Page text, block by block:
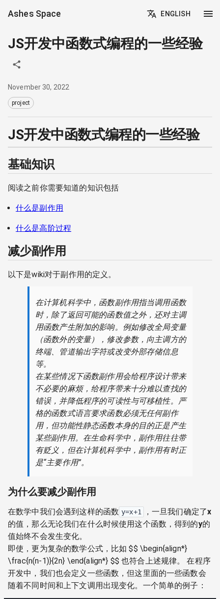
Ashes Space ENGLISH
JS开发中函数式编程的一些经验
November 30, 2022
project
JS开发中函数式编程的一些经验
基础知识
阅读之前你需要知道的知识包括
什么是副作用
什么是高阶过程
减少副作用
以下是wiki对于副作用的定义。
在计算机科学中，函数副作用指当调用函数
时，除了返回可能的函数值之外，还对主调
用函数产生附加的影响。例如修改全局变量
（函数外的变量），修改参数，向主调方的
终端、管道输出字符或改变外部存储信息
等。
在某些情况下函数副作用会给程序设计带来
不必要的麻烦，给程序带来十分难以查找的
错误，并降低程序的可读性与可移植性。严
格的函数式语言要求函数必须无任何副作
用，但功能性静态函数本身的目的正是产生
某些副作用。在生命科学中，副作用往往带
有贬义，但在计算机科学中，副作用有时正
是“主要作用”。
为什么要减少副作用
在数学中我们会遇到这样的函数 y=x+1 ，一旦我们确定了x
的值，那么无论我们在什么时候使用这个函数，得到的y的
值始终不会发生变化。
即使，更为复杂的数学公式，比如 $$ \begin{align*}
\frac{n(n-1)}{2n} \end{align*} $$ 也符合上述规律。 在程序
开发中，我们也会定义一些函数，但这里面的一些函数会
随着不同时间和上下文调用出现变化。一个简单的例子：